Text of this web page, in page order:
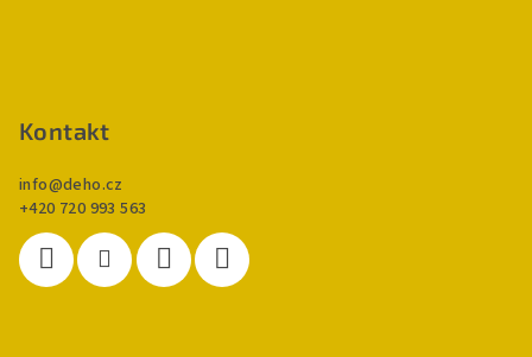
Kontakt
info@deho.cz
+420 720 993 563